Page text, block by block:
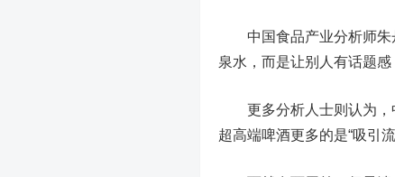
中国食品产业分析师朱丹
泉水，而是让别人有话题
更多分析人士则认为，中
超高端啤酒更多的是“吸引